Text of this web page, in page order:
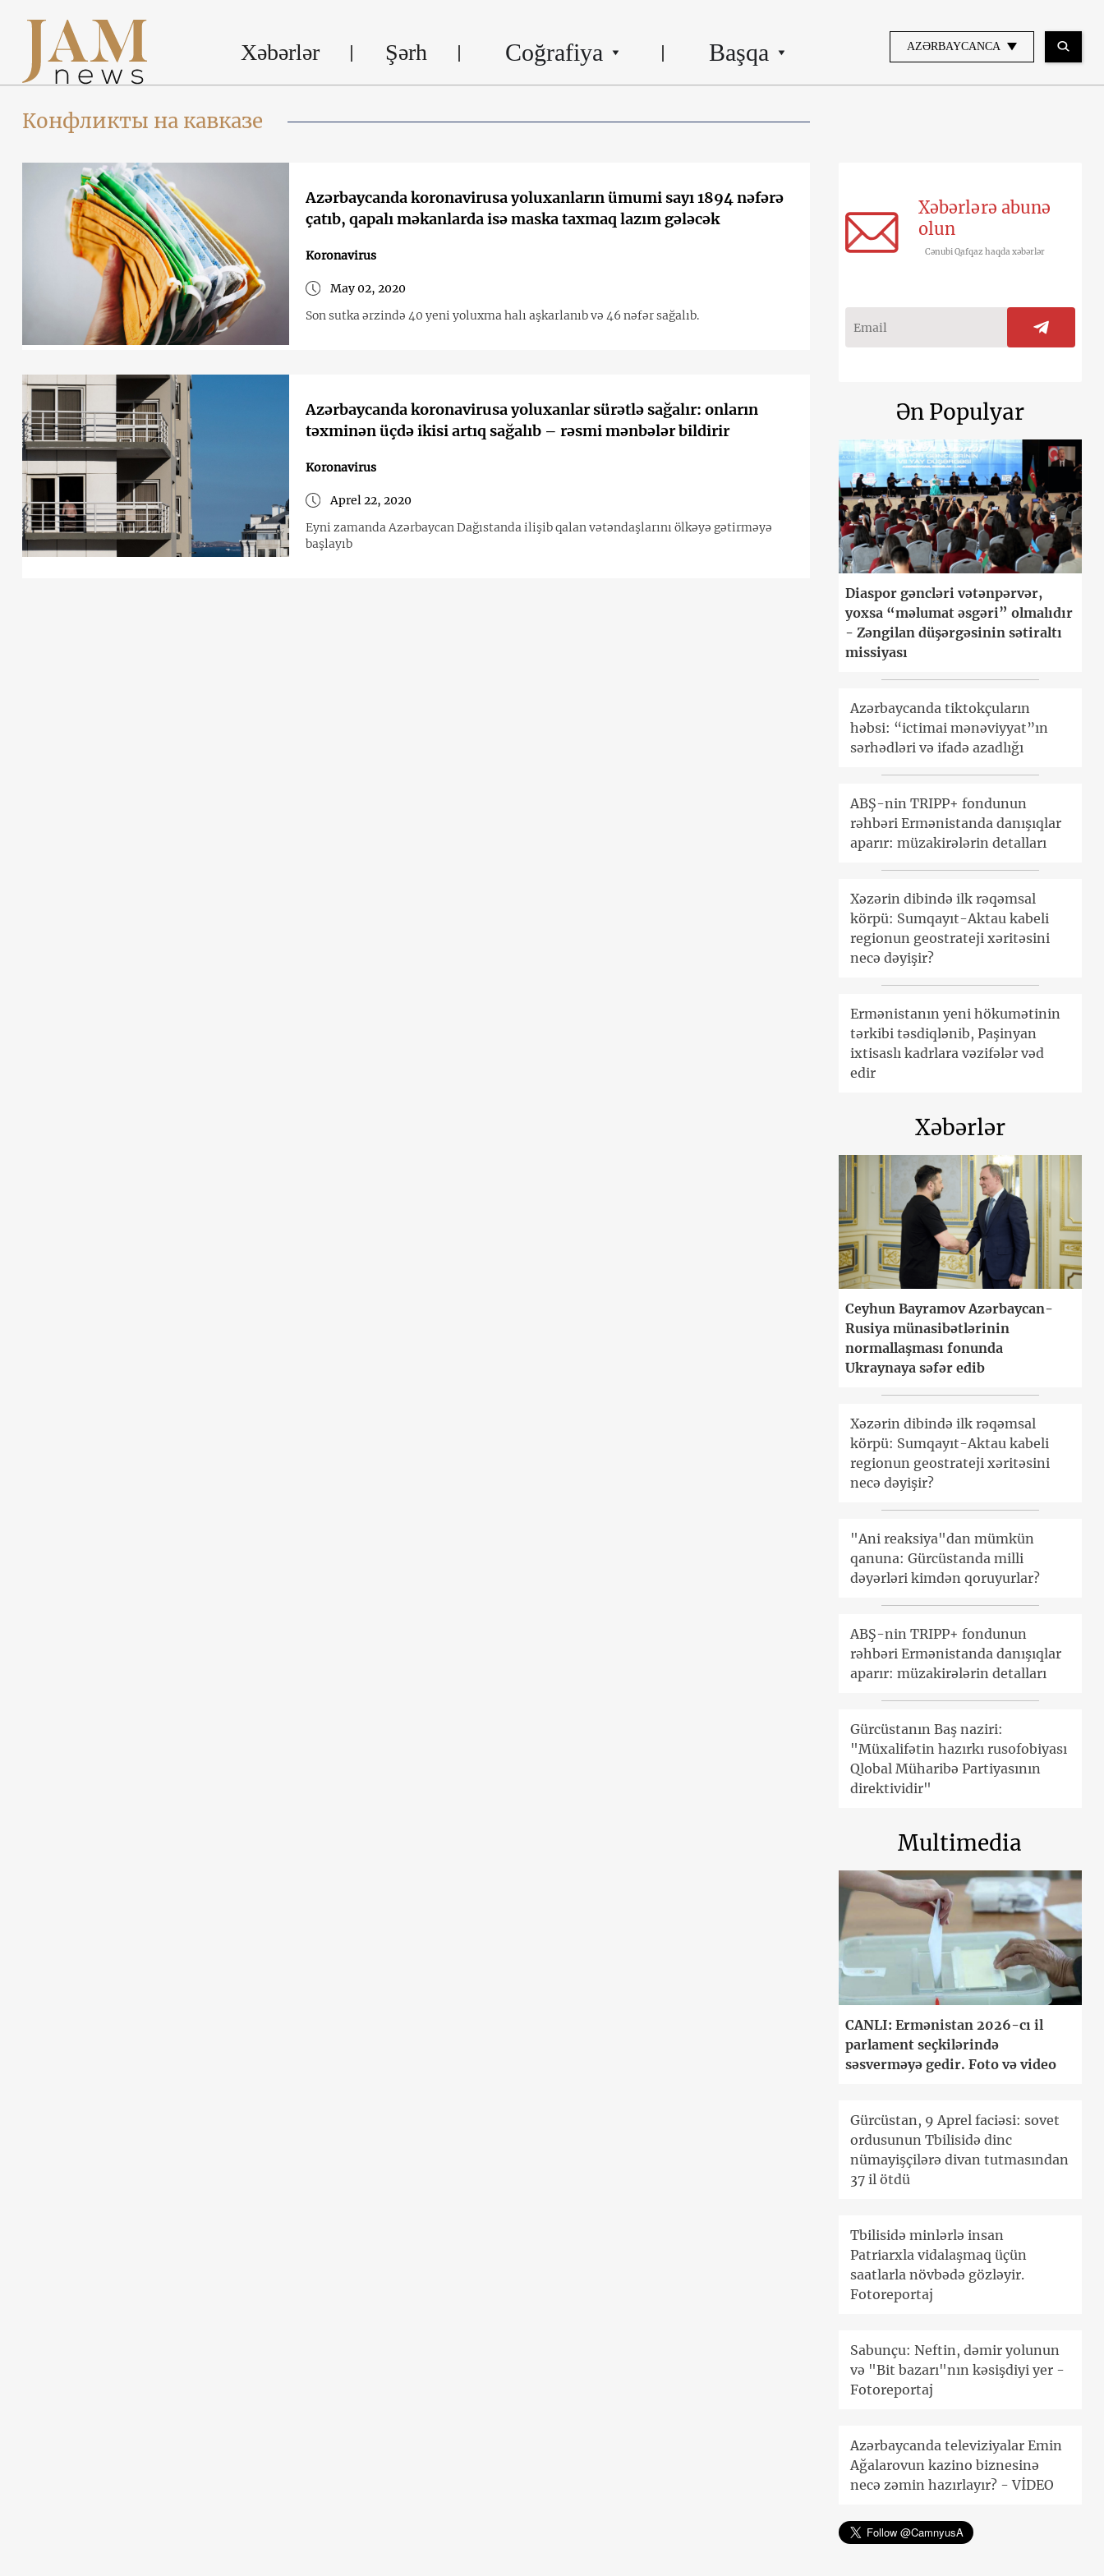
Xəbərlər Şərh Coğrafiya Başqa AZƏRBAYCANCA
Конфликты на кавказе
Azərbaycanda koronavirusa yoluxanların ümumi sayı 1894 nəfərə
çatıb, qapalı məkanlarda isə maska taxmaq lazım gələcək
Koronavirus
May 02, 2020
Son sutka ərzində 40 yeni yoluxma halı aşkarlanıb və 46 nəfər sağalıb.
Azərbaycanda koronavirusa yoluxanlar sürətlə sağalır: onların
təxminən üçdə ikisi artıq sağalıb – rəsmi mənbələr bildirir
Koronavirus
Aprel 22, 2020
Eyni zamanda Azərbaycan Dağıstanda ilişib qalan vətəndaşlarını ölkəyə gətirməyə
başlayıb
Xəbərlərə abunə
olun
Cənubi Qafqaz haqda xəbərlər
Ən Populyar
Diaspor gəncləri vətənpərvər,
yoxsa “məlumat əsgəri” olmalıdır
- Zəngilan düşərgəsinin sətiraltı
missiyası
Azərbaycanda tiktokçuların
həbsi: “ictimai mənəviyyat”ın
sərhədləri və ifadə azadlığı
ABŞ-nin TRIPP+ fondunun
rəhbəri Ermənistanda danışıqlar
aparır: müzakirələrin detalları
Xəzərin dibində ilk rəqəmsal
körpü: Sumqayıt-Aktau kabeli
regionun geostrateji xəritəsini
necə dəyişir?
Ermənistanın yeni hökumətinin
tərkibi təsdiqlənib, Paşinyan
ixtisaslı kadrlara vəzifələr vəd
edir
Xəbərlər
Ceyhun Bayramov Azərbaycan-
Rusiya münasibətlərinin
normallaşması fonunda
Ukraynaya səfər edib
Xəzərin dibində ilk rəqəmsal
körpü: Sumqayıt-Aktau kabeli
regionun geostrateji xəritəsini
necə dəyişir?
"Ani reaksiya"dan mümkün
qanuna: Gürcüstanda milli
dəyərləri kimdən qoruyurlar?
ABŞ-nin TRIPP+ fondunun
rəhbəri Ermənistanda danışıqlar
aparır: müzakirələrin detalları
Gürcüstanın Baş naziri:
"Müxalifətin hazırkı rusofobiyası
Qlobal Müharibə Partiyasının
direktividir"
Multimedia
CANLI: Ermənistan 2026-cı il
parlament seçkilərində
səsverməyə gedir. Foto və video
Gürcüstan, 9 Aprel faciəsi: sovet
ordusunun Tbilisidə dinc
nümayişçilərə divan tutmasından
37 il ötdü
Tbilisidə minlərlə insan
Patriarxla vidalaşmaq üçün
saatlarla növbədə gözləyir.
Fotoreportaj
Sabunçu: Neftin, dəmir yolunun
və "Bit bazarı"nın kəsişdiyi yer -
Fotoreportaj
Azərbaycanda televiziyalar Emin
Ağalarovun kazino biznesinə
necə zəmin hazırlayır? - VİDEO